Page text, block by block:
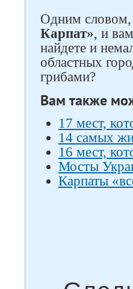
Одним словом,
Карпат», и
найдете и
областных
грибами?
Вам также
17 мест,
14 самых
16 мест,
Мосты
Карпаты